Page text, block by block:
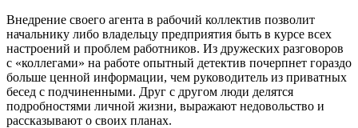
Внедрение своего агента в рабочий коллектив позволит
начальнику либо владельцу предприятия быть в курсе всех
настроений и проблем работников. Из дружеских разговоров
с «коллегами» на работе опытный детектив почерпнет гораздо
больше ценной информации, чем руководитель из приватных
бесед с подчиненными. Друг с другом люди делятся
подробностями личной жизни, выражают недовольство и
рассказывают о своих планах.